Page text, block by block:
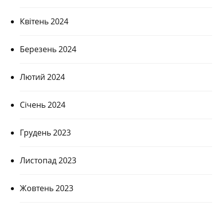
Квітень 2024
Березень 2024
Лютий 2024
Січень 2024
Грудень 2023
Листопад 2023
Жовтень 2023